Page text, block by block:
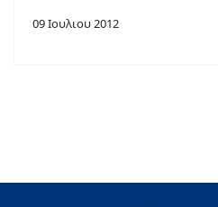
09 Ιουλιου 2012